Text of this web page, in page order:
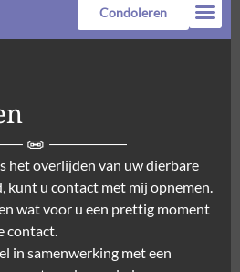
Condoleren
het overlijden van uw dierbare
kunt u contact met mij opnemen.
wat voor u een prettig moment
contact.
in samenwerking met een